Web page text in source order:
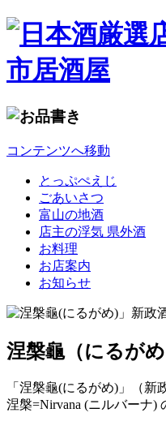
コンテンツへ移動
とっぷぺえじ
ごあいさつ
富山の地酒
店主の浮気 県外酒
お料理
お店案内
お知らせ
涅槃龜（にるが
「涅槃龜(にるがめ)」（新
涅槃=Nirvana (ニルバーナ)